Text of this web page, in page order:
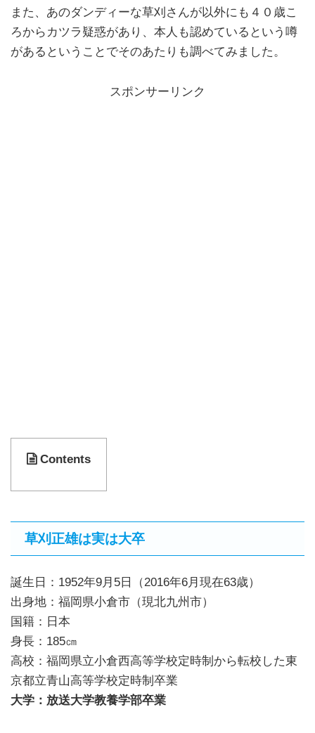
また、あのダンディーな草刈さんが以外にも４０歳こ
ろからカツラ疑惑があり、本人も認めているという噂
があるということでそのあたりも調べてみました。
スポンサーリンク
Contents
草刈正雄は実は大卒
誕生日：1952年9月5日（2016年6月現在63歳）
出身地：福岡県小倉市（現北九州市）
国籍：日本
身長： 185㎝
高校：福岡県立小倉西高等学校定時制から転校した東
京都立青山高等学校定時制卒業
大学：放送大学教養学部卒業